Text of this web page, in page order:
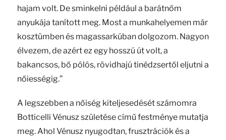
hajam volt. De sminkelni például a barátnőm
anyukája tanított meg. Most a munkahelyemen már
kosztümben és magassarkúban dolgozom. Nagyon
élvezem, de azért ez egy hosszú út volt, a
bakancsos, bő pólós, rövidhajú tinédzsertől eljutni a
nőiességig.”
A legszebben a nőiség kiteljesedését számomra
Botticelli Vénusz születése című festménye mutatja
meg. Ahol Vénusz nyugodtan, frusztrációk és a